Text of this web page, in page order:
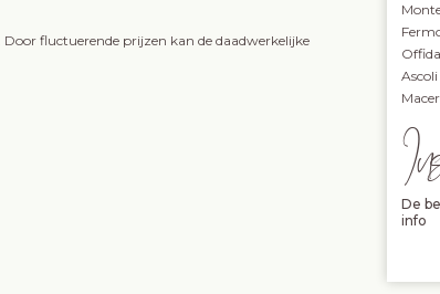
fluctuerende prijzen kan de daadwerkelijke
De
info